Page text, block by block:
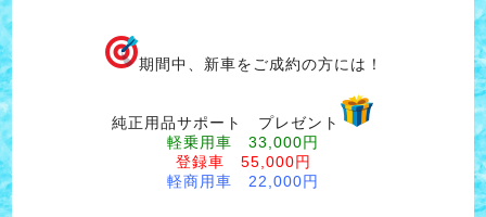
期間中、新車をご成約の方には！
純正用品サポート プレゼント
軽乗用車 33,000円
登録車 55,000円
軽商用車 22,000円